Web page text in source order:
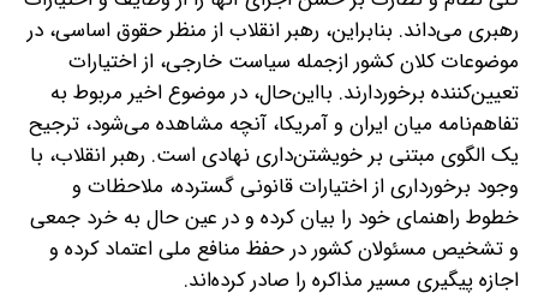
رهبری می‌داند. بنابراین، رهبر انقلاب از منظر حقوق اساسی، در
موضوعات کلان کشور از‌جمله سیاست خارجی، از اختیارات
تعیین‌کننده برخوردارند. با‌این‌حال، در موضوع اخیر مربوط به
تفاهم‌نامه میان ایران و آمریکا، آنچه مشاهده می‌شود، ترجیح
یک الگوی مبتنی بر خویشتن‌داری نهادی است. رهبر انقلاب، با
وجود برخورداری از اختیارات قانونی گسترده، ملاحظات و
خطوط راهنمای خود را بیان کرده و در عین حال به خرد جمعی
و تشخیص مسئولان کشور در حفظ منافع ملی اعتماد کرده و
اجازه پیگیری مسیر مذاکره را صادر کرده‌اند.